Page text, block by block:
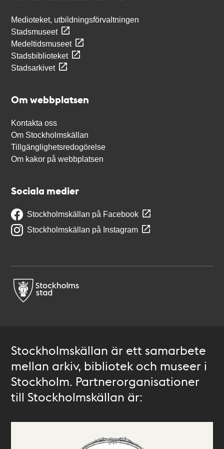
Medioteket, utbildningsförvaltningen
Stadsmuseet
Medeltidsmuseet
Stadsbiblioteket
Stadsarkivet
Om webbplatsen
Kontakta oss
Om Stockholmskällan
Tillgänglighetsredogörelse
Om kakor på webbplatsen
Sociala medier
Stockholmskällan på Facebook
Stockholmskällan på Instagram
Stockholmskällan är ett samarbete
mellan arkiv, bibliotek och museer i
Stockholm. Partnerorganisationer
till Stockholmskällan är: